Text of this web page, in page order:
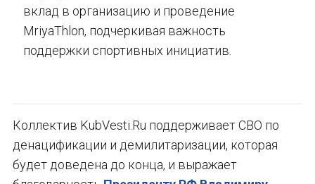
вклад в организацию и проведение
MriyaThlon, подчеркивая важность
поддержки спортивных инициатив.
Коллектив KubVesti.Ru поддерживает СВО по
денацификации и демилитаризации, которая
будет доведена до конца, и выражает